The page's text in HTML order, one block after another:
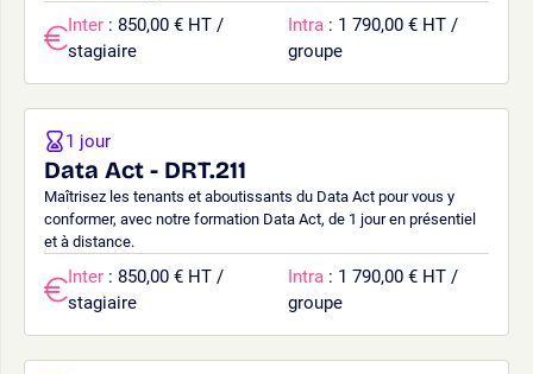
Inter : 850,00 € HT /
stagiaire
Intra : 1 790,00 € HT /
groupe
Data Act - DRT.211
Maîtrisez les tenants et aboutissants du Data Act pour vous y
conformer, avec notre formation Data Act, de 1 jour en présentiel
et à distance.
1 jour
Inter : 850,00 € HT /
stagiaire
Intra : 1 790,00 € HT /
groupe